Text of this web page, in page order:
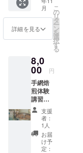
デッキ
のどこ
かに名
前もし
くはお
好きな
入れま
す。 製
作記録
の方も
活動報
告とし
てお知
らせす
る予定
です。
月
詳細を見る
こ
の
リ
タ
ー
ン
を
選
択
す
る
8,0
00 円
手網焙
煎体験
講習会
にご招
待しま
す 多摩
ワール
ドコー
ヒーの
支援
者：
1人
お届
け予
定：